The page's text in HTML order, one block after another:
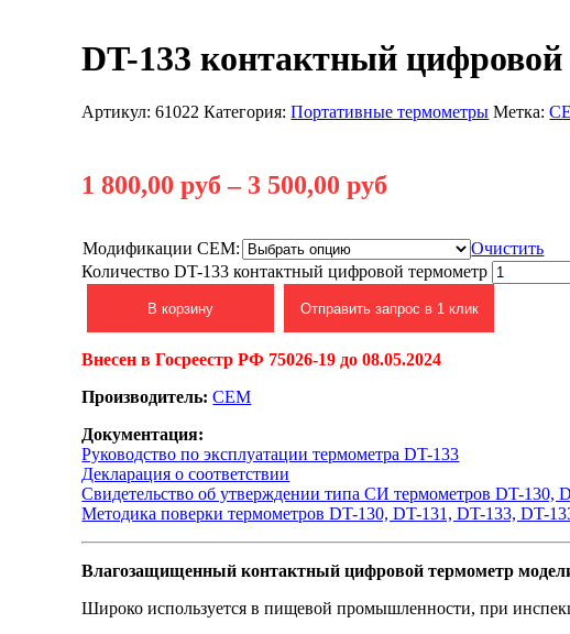
DT-133 контактный
Артикул:61022 Категория:Портативные термометры Метка:
1 800,00 руб – 3 500,00 руб
Модификации СЕМ:
Очистить
Количество DT-133 контактный цифровой термометр
В корзину Отправить запрос в 1 клик
Внесен в Госреестр РФ 75026-19 до 08.05.2024
Производитель: CEM
Документация:
Руководство по эксплуатации термометра DT-133
Декларация о соответствии
Свидетельство об утверждении типа СИ термометров DT-130,
Методика поверки термометров DT-130, DT-131, DT-133, DT-
Влагозащищенный контактный цифровой термометр
Широко используется в пищевой промышленности, при